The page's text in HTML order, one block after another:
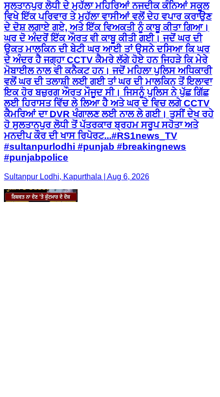
ਸੁਲਤਾਨਪੁਰ ਲੋਧੀ ਦੇ ਮੁਹੱਲਾ ਮਹਿਰਿਆਂ ਨਜਦੀਕ ਕੰਨਿਆਂ ਸਕੂਲ
ਵਿਖੇ ਇੱਕ ਪਰਿਵਾਰ ਤੇ ਮੁਹੱਲਾ ਵਾਸੀਆਂ ਵਲੋਂ ਦੇਹ ਵਪਾਰ ਕਰਾਉਣ
ਦੇ ਦੋਸ਼ ਲਗਾਏ ਗਏ, ਅਤੇ ਇੱਕ ਵਿਅਕਤੀ ਨੂੰ ਕਾਬੂ ਕੀਤਾ ਗਿਆ।
ਘਰ ਦੋ ਅੰਦਰੋਂ ਇੱਕ ਔਰਤ ਵੀ ਕਾਬੂ ਕੀਤੀ ਗਈ। ਜਦੋਂ ਘਰ ਦੀ
ਉਕਤ ਮਾਲਕਿਨ ਦੀ ਬੇਟੀ ਘਰ ਆਈ ਤਾਂ ਉਸਨੇ ਦਸਿਆ ਕਿ ਘਰ
ਦੇ ਅੰਦਰ ਹੈ ਜਗ੍ਹਾ CCTV ਕੈਮਰੇ ਲੱਗੇ ਹੋਏ ਹਨ ਜਿਹੜੇ ਕਿ ਮੇਰੇ
ਮੋਬਾਈਲ ਨਾਲ ਵੀ ਕਨੈਕਟ ਹਨ। ਜਦੋਂ ਮਹਿਲਾ ਪੁਲਿਸ ਅਧਿਕਾਰੀ
ਵਲੋਂ ਘਰ ਦੀ ਤਲਾਸ਼ੀ ਲਈ ਗਈ ਤਾਂ ਘਰ ਦੀ ਮਾਲਕਿਨ ਤੋਂ ਇਲਾਵਾ
ਇਕ ਹੋਰ ਬਜ਼ੁਰਗ ਔਰਤ ਮੌਜੂਦ ਸੀ। ਜਿਸਨੂੰ ਪੁਲਿਸ ਨੇ ਪੁੱਛ ਗਿੱਛ
ਲਈ ਹਿਰਾਸਤ ਵਿੱਚ ਲੇ ਲਿਆ ਹੈ ਅਤੇ ਘਰ ਦੇ ਵਿਚ ਲਗੇ CCTV
ਕੈਮਰਿਆਂ ਦਾ DVR ਖੰਗਾਲਣ ਲਈ ਨਾਲ ਲੇ ਗਈ। ਤੁਸੀਂ ਦੇਖ ਰਹੇ
ਹੋ ਸੁਲਤਾਨਪੁਰ ਲੋਧੀ ਤੋਂ ਪੱਤਰਕਾਰ ਬ੍ਰਹਮ ਸਰੂਪ ਸਹੋਤਾ ਅਤੇ
ਮਨਦੀਪ ਕੌਰ ਦੀ ਖਾਸ ਰਿਪੋਰਟ...#RS1news_TV
#sultanpurlodhi #punjab #breakingnews
#punjabpolice
Sultanpur Lodhi, Kapurthala | Aug 6, 2026